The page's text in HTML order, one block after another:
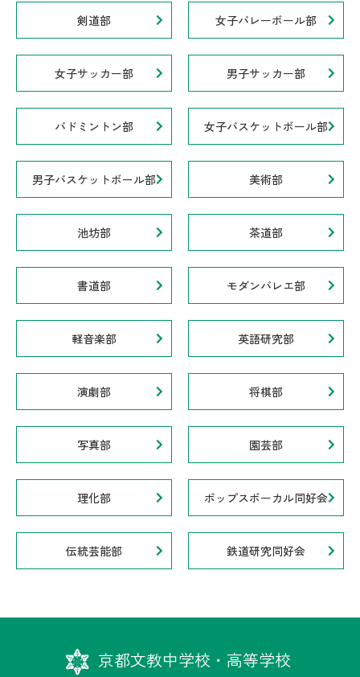
剣道部 女子バレーボール部
女子サッカー部 男子サッカー部
バドミントン部 女子バスケットボール部
男子バスケットボール部 美術部
池坊部 茶道部
書道部 モダンバレエ部
軽音楽部 英語研究部
演劇部 将棋部
写真部 園芸部
理化部 ポップスボーカル同好会
伝統芸能部 鉄道研究同好会
京都文教中学校・高等学校